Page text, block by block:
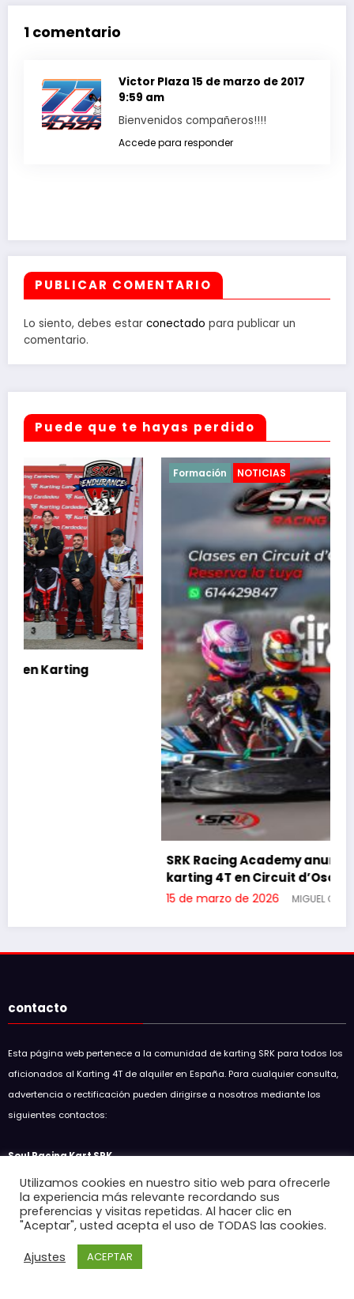
1 comentario
Victor Plaza 15 de marzo de 2017
9:59 am
Bienvenidos compañeros!!!!
Accede para responder
PUBLICAR COMENTARIO
Lo siento, debes estar conectado para publicar un
comentario.
Puede que te hayas perdido
Formación NOTICIAS
SRK Racing Academy anuncia clases de
karting 4T en Circuit d’Osona
MIGUEL GORJON
soulracingkart@hotmail.com
Entradas recientes
GP5 SKC 2026 EMPURIABRAVA
Resumen GP3 SKC en Circuit D’Osona
Utilizamos cookies en nuestro sitio web para ofrecerle
la experiencia más relevante recordando sus
preferencias y visitas repetidas. Al hacer clic en
"Aceptar", usted acepta el uso de TODAS las cookies.
Ajustes
ACEPTAR